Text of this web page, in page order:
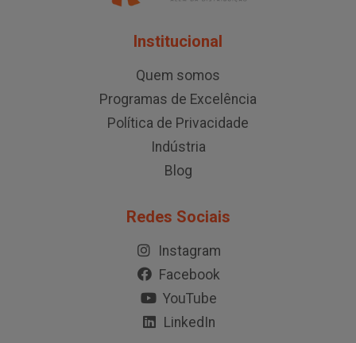
Institucional
Quem somos
Programas de Excelência
Política de Privacidade
Indústria
Blog
Redes Sociais
Instagram
Facebook
YouTube
LinkedIn